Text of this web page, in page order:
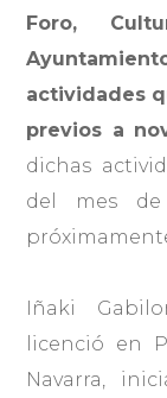
Foro,
actividades
previos a
dichas
del mes
Iñaki
licenció en
Navarra,